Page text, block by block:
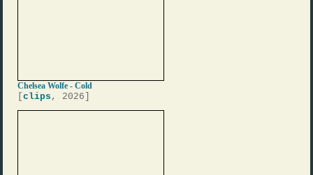
Chelsea Wolfe - Cold
[clips , 2026]